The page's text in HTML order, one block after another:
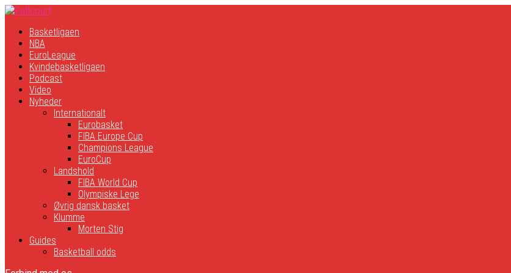
Basketligaen
NBA
EuroLeague
Kvindebasketligaen
Podcast
Video
Nyheder
Internationalt
Eurobasket
FIBA Europe Cup
Champions League
EuroCup
Landshold
FIBA World Cup
Olympiske Lege
Øvrig dansk basket
Klumme
Morten Stig
Guides
Basketball odds